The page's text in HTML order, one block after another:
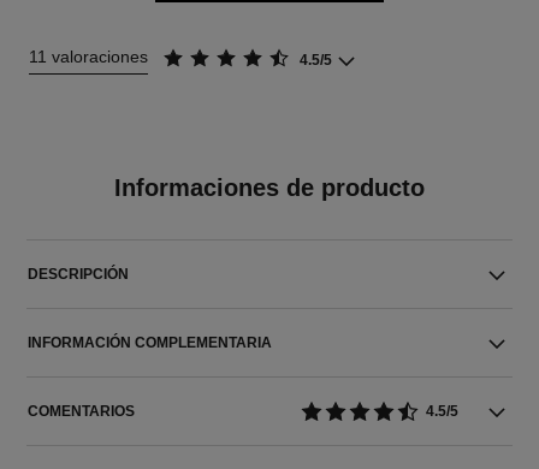
11 valoraciones 4.5/5
Informaciones de producto
DESCRIPCIÓN
INFORMACIÓN COMPLEMENTARIA
COMENTARIOS 4.5/5